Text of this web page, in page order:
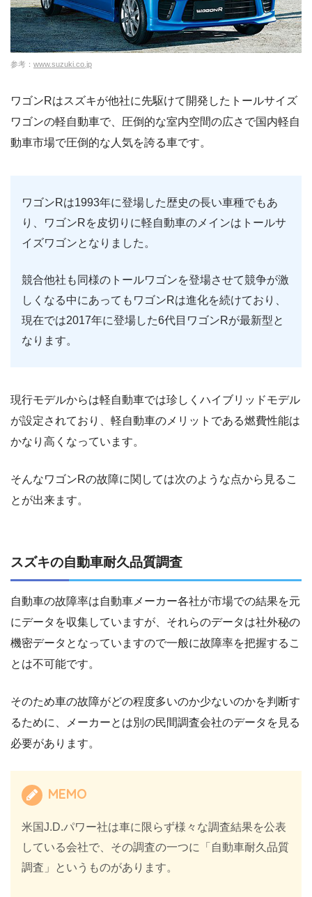
参考： www.suzuki.co.jp
ワゴンRはスズキが他社に先駆けて開発したトールサイズ
ワゴンの軽自動車で、圧倒的な室内空間の広さで国内軽自
動車市場で圧倒的な人気を誇る車です。
ワゴンRは1993年に登場した歴史の長い車種でもあ
り、ワゴンRを皮切りに軽自動車のメインはトールサ
イズワゴンとなりました。
競合他社も同様のトールワゴンを登場させて競争が激
しくなる中にあってもワゴンRは進化を続けており、
現在では2017年に登場した6代目ワゴンRが最新型と
なります。
現行モデルからは軽自動車では珍しくハイブリッドモデル
が設定されており、軽自動車のメリットである燃費性能は
かなり高くなっています。
そんなワゴンRの故障に関しては次のような点から見るこ
とが出来ます。
スズキの自動車耐久品質調査
自動車の故障率は自動車メーカー各社が市場での結果を元
にデータを収集していますが、それらのデータは社外秘の
機密データとなっていますので一般に故障率を把握するこ
とは不可能です。
そのため車の故障がどの程度多いのか少ないのかを判断す
るために、メーカーとは別の民間調査会社のデータを見る
必要があります。
MEMO
米国J.D.パワー社は車に限らず様々な調査結果を公表
している会社で、その調査の一つに「自動車耐久品質
調査」というものがあります。